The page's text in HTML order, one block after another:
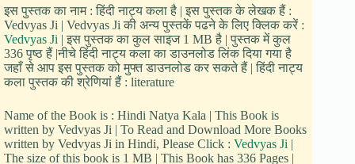
इस पुस्तक का नाम : हिंदी नाट्य कला है | इस पुस्तक के लेखक हैं :
Vedvyas Ji | Vedvyas Ji की अन्य पुस्तकें पढने के लिए क्लिक करें :
Vedvyas Ji | इस पुस्तक का कुल साइज 1 MB है | पुस्तक में कुल
336 पृष्ठ हैं |नीचे हिंदी नाट्य कला का डाउनलोड लिंक दिया गया है
जहाँ से आप इस पुस्तक को मुफ्त डाउनलोड कर सकते हैं | हिंदी नाट्य
कला पुस्तक की श्रेणियां हैं : literature
Name of the Book is : Hindi Natya Kala | This Book is
written by Vedvyas Ji | To Read and Download More Books
written by Vedvyas Ji in Hindi, Please Click : Vedvyas Ji |
The size of this book is 1 MB | This Book has 336 Pages |